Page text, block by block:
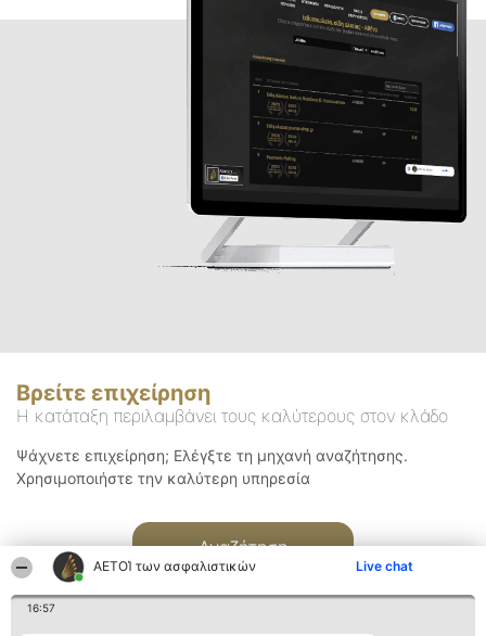
ΑΕΤΟΊ των ασφαλιστικών Live chat
16:57
Βρείτε επιχείρηση
Η κατάταξη περιλαμβάνει τους καλύτερους στον κλάδο
Ψάχνετε επιχείρηση; Ελέγξτε τη μηχανή αναζήτησης.
Χρησιμοποιήστε την καλύτερη υπηρεσία
Αναζήτηση